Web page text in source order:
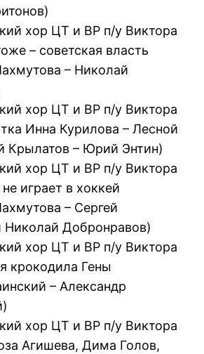
хор ЦТ и ВР п/у Виктора
– советская власть
– Николай
хор ЦТ и ВР п/у Виктора
Инна Курилова – Лесной
Крылатов – Юрий Энтин)
хор ЦТ и ВР п/у Виктора
играет в хоккей
– Сергей
Николай Добронравов)
хор ЦТ и ВР п/у Виктора
крокодила Гены
– Александр
хор ЦТ и ВР п/у Виктора
Агишева, Дима Голов,